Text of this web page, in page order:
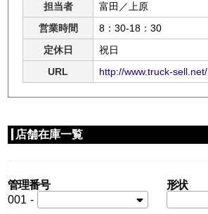
担当者
富田／上原
営業時間
8：30-18：30
定休日
祝日
URL
http://www.truck-sell.net/
店舗在庫一覧
管理番号
001 -
形状